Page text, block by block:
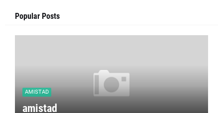
Popular Posts
AMISTAD
amistad